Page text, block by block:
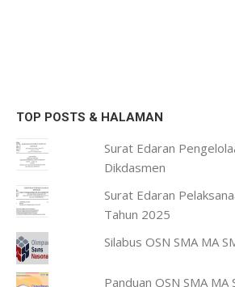
TOP POSTS & HALAMAN
Surat Edaran
Dikdasmen
Surat Edaran
Tahun 2025
Silabus OSN SMA MA
Panduan OSN SMA